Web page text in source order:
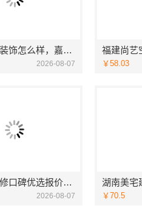
南湖区高端装饰怎么样，嘉兴锦居装饰材料有限公司品质如何
2026-08-07 ￥58.03
全包家庭装修口碑优选报价明细-福建尚艺空间新材料科技有限公司
2026-08-07 ￥70.5